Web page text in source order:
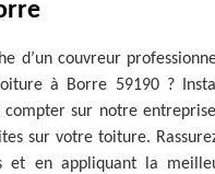
d’un couvreur
à Borre 59190 ?
compter sur notre
sur votre toiture.
et en appliquant la